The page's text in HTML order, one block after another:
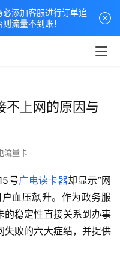
不上网的原因与
流量卡
号广电读卡器却显示”网
血压飙升。作为政务服
的稳定性直接关系到办事
失败的六大症结，并提供
添加客服进行订单追
流量不到账！